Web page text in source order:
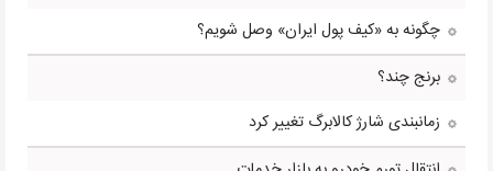
چگونه به «کیف پول ایران» وصل شویم؟
برنج چند؟
زمانبندی شارژ کالابرگ تغییر کرد